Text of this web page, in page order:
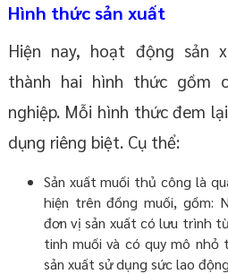
Hình thức sản xuất
Hiện nay, hoạt động sản
thành hai hình thức gồm
nghiệp. Mỗi hình thức đem
dụng riêng biệt. Cụ thể:
Sản xuất muối thủ công là
hiện trên đồng muối, gồm:
đơn vị sản xuất có lưu trình
tinh muối và có quy mô
sản xuất sử dụng sức lao